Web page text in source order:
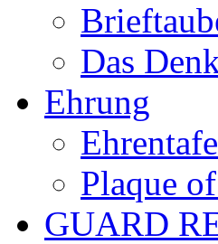
Das
Ehrung
Plaque
GUARD